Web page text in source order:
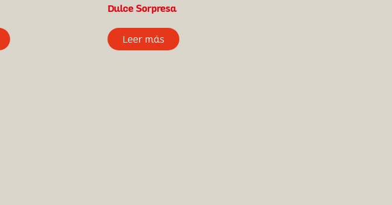
Dulce Sorpresa
Leer más